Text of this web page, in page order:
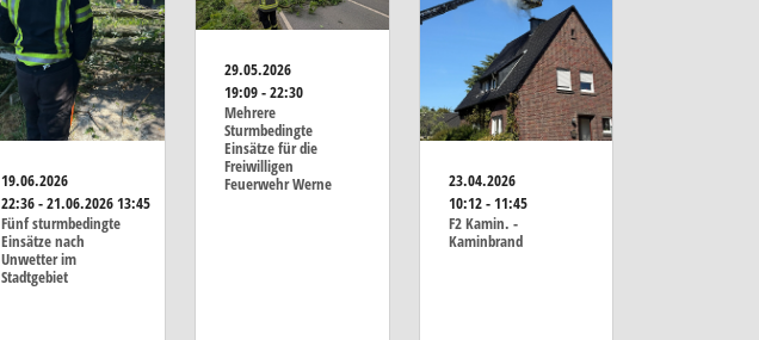
19.06.2026
22:36 - 21.06.2026 13:45
Fünf sturmbedingte
Einsätze nach
Unwetter im
Stadtgebiet
29.05.2026
19:09 - 22:30
Mehrere
Sturmbedingte
Einsätze für die
Freiwilligen
Feuerwehr Werne
23.04.2026
10:12 - 11:45
F2 Kamin. -
Kaminbrand